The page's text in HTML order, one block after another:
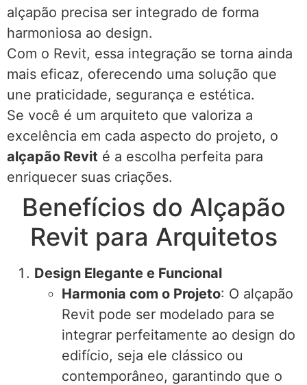
alçapão precisa ser integrado de forma
harmoniosa ao design.
Com o Revit, essa integração se torna ainda
mais eficaz, oferecendo uma solução que
une praticidade, segurança e estética.
Se você é um arquiteto que valoriza a
excelência em cada aspecto do projeto, o
alçapão Revit é a escolha perfeita para
enriquecer suas criações.
Benefícios do Alçapão
Revit para Arquitetos
Design Elegante e Funcional
Harmonia com o Projeto: O alçapão
Revit pode ser modelado para se
integrar perfeitamente ao design do
edifício, seja ele clássico ou
contemporâneo, garantindo que o